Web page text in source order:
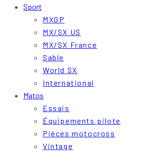
Sport
MXGP
MX/SX US
MX/SX France
Sable
World SX
International
Matos
Essais
Équipements pilote
Pièces motocross
Vintage